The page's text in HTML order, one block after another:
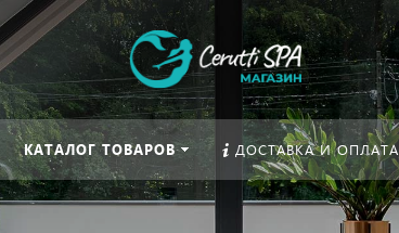
КАТАЛОГ ТОВАРОВ ДОСТАВКА И ОПЛАТА